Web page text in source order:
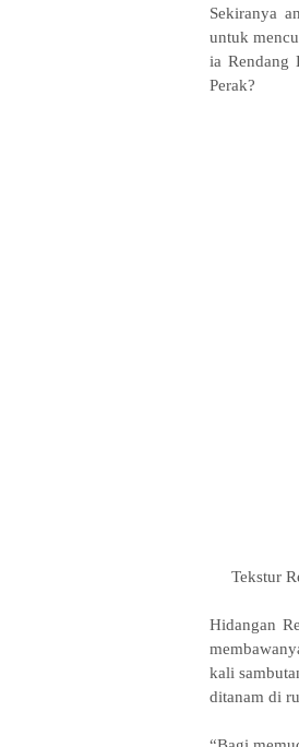
Sekiranya
untuk
ia Rendang
Perak?
Tekstur
Hidangan
kali
ditanam di